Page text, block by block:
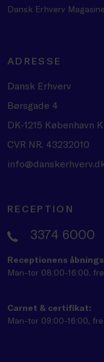
Dansk Erhverv
ADRESSE
Dansk Erhverv
Børsgade 4
DK-1215 København K
CVR NR. 43232010
RECEPTION
3374 6000
Receptionens
Man-tor 08:00-16:00,
Carnet & certifikat:
Man-tor 09:00-16:00, fre